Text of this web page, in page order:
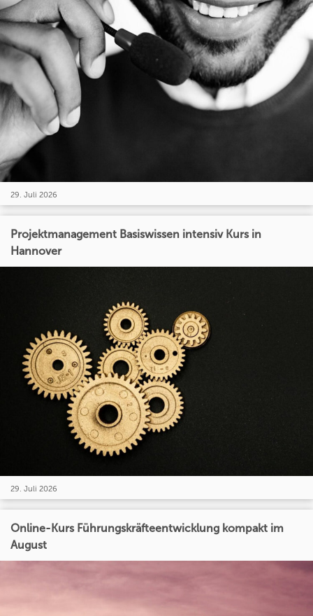
29. Juli 2026
Projektmanagement Basiswissen intensiv Kurs in
Hannover
29. Juli 2026
Online-Kurs Führungskräfteentwicklung kompakt im
August